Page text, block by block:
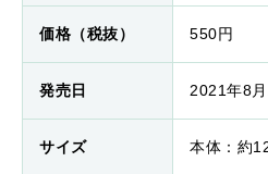
価格（税抜） 550円
発売日 2021年8
サイズ 本体：約